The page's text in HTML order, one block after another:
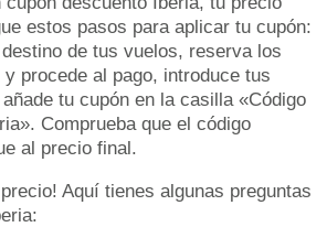
estos pasos para aplicar tu cupón:
de tus vuelos, reserva los
procede al pago, introduce tus
tu cupón en la casilla «Código
Comprueba que el código
al precio final.
Aquí tienes algunas preguntas